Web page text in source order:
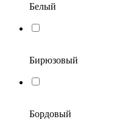
Белый
Бирюзовый
Бордовый